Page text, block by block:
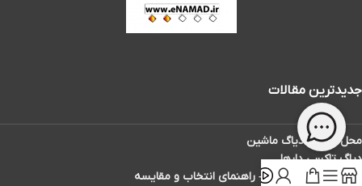
جدیدترین مقالات
محل سوکت دیاگ ماشین
دیاگ تاکسی دارها
بهترین دیاگ ماشین – راهنمای انتخاب و مقایسه